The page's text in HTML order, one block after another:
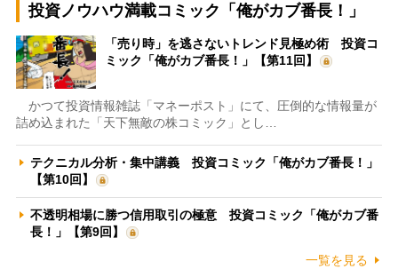
投資ノウハウ満載コミック「俺がカブ番長！」
「売り時」を逃さないトレンド見極め術 投資コ
ミック「俺がカブ番長！」【第11回】
かつて投資情報雑誌「マネーポスト」にて、圧倒的な情報量が
詰め込まれた「天下無敵の株コミック」とし…
テクニカル分析・集中講義 投資コミック「俺がカブ番長！」
【第10回】
不透明相場に勝つ信用取引の極意 投資コミック「俺がカブ番
長！」【第9回】
一覧を見る